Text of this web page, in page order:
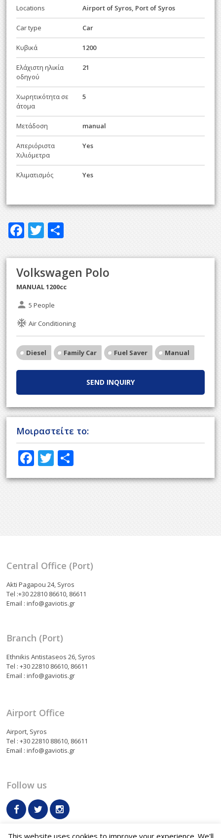
Locations Airport of Syros, Port of Syros
Car type Car
Κυβικά 1200
Ελάχιστη ηλικία
οδηγού
21
Χωρητικότητα σε
άτομα
5
Μετάδοση manual
Απεριόριστα
Χιλιόμετρα
Yes
Κλιματισμός Yes
F
e
b
o
o
k
T
itt
er
ar
e
Volkswagen Polo
MANUAL 1200cc
person 5 People
ac_unit Air Conditioning
Diesel Family Car Fuel Saver Manual
SEND INQUIRY
Μοιραστείτε το:
F
ac
e
o
T
w
itt
h
ar
Central Office (Port)
Akti Pagapou 24, Syros
Tel :+30 22810 86610, 86611
Email : info@gaviotis.gr
Branch (Port)
Ethnikis Antistaseos 26, Syros
Tel : +30 22810 86610, 86611
Email : info@gaviotis.gr
Airport Office
Airport, Syros
Tel : +30 22810 88610, 86611
Email : info@gaviotis.gr
Follow us